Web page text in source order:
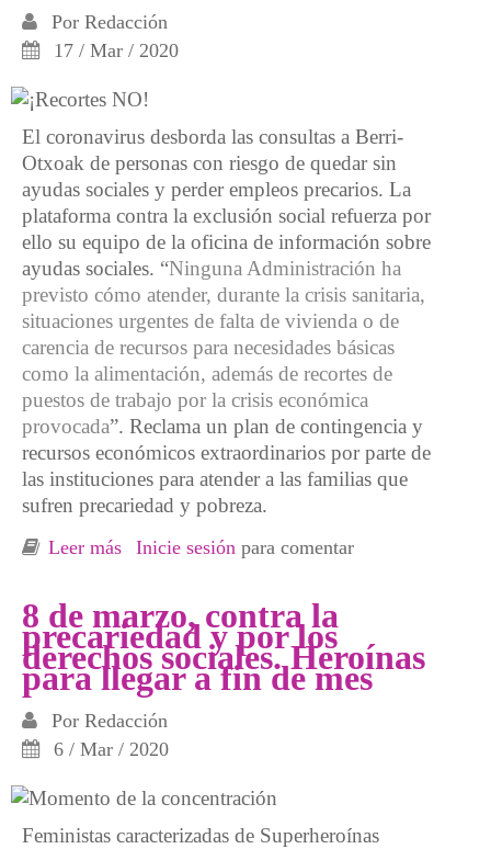
Por Redacción
17 / Mar / 2020
El coronavirus desborda las consultas a Berri-
Otxoak de personas con riesgo de quedar sin
ayudas sociales y perder empleos precarios. La
plataforma contra la exclusión social refuerza por
ello su equipo de la oficina de información sobre
ayudas sociales. “Ninguna Administración ha
previsto cómo atender, durante la crisis sanitaria,
situaciones urgentes de falta de vivienda o de
carencia de recursos para necesidades básicas
como la alimentación, además de recortes de
puestos de trabajo por la crisis económica
provocada”. Reclama un plan de contingencia y
recursos económicos extraordinarios por parte de
las instituciones para atender a las familias que
sufren precariedad y pobreza.
Leer más sobre El coronavirus, la precariedad laboral y
Inicie sesión para comentar
8 de marzo, contra la
precariedad y por los
derechos sociales. Heroínas
para llegar a fin de mes
Por Redacción
6 / Mar / 2020
Feministas caracterizadas de Superheroínas